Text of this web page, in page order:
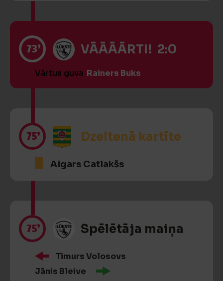
73’ VĀĀĀĀRTI! 2:0
Vārtus guva Rainers Buks
75’ Dzeltenā kartīte
Aigars Catlakšs
75’ Spēlētāja maiņa
Timurs Volosovs
Jānis Bleive